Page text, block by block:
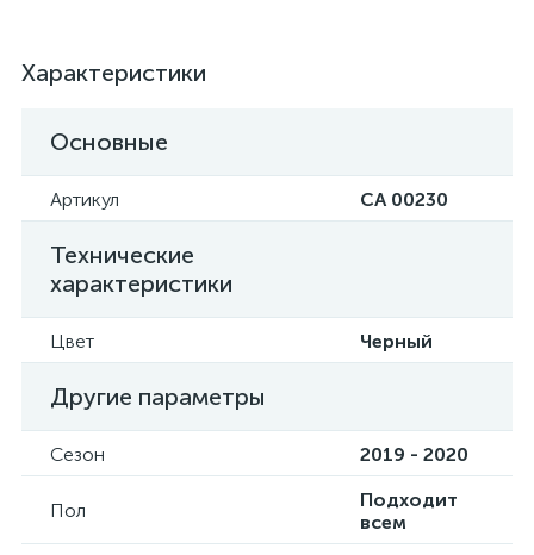
Характеристики
Основные
Артикул CA 00230
Технические
характеристики
Цвет Черный
Другие параметры
Сезон 2019 - 2020
Пол
Подходит
всем